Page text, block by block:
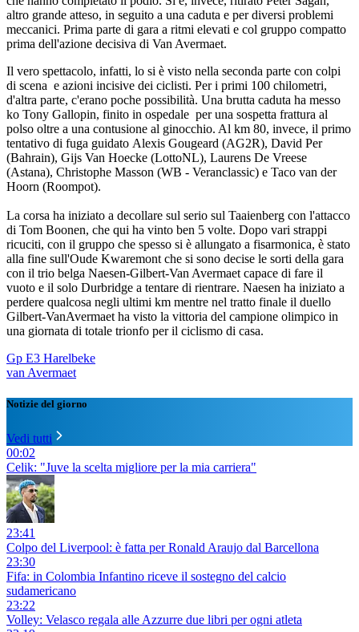
altro grande atteso, in seguito a una caduta e per diversi problemi
meccanici. Prima parte di gara a ritmi elevati e col gruppo compatto
prima dell'azione decisiva di Van Avermaet.
Il vero spettacolo, infatti, lo si è visto nella seconda parte con colpi
di scena e azioni incisive dei ciclisti. Per i primi 100 chilometri,
d'altra parte, c'erano poche possibilità. Una brutta caduta ha messo
ko Tony Gallopin, finito in ospedale per una sospetta frattura al
polso oltre a una contusione al ginocchio. Al km 80, invece, il primo
tentativo di fuga guidato Alexis Gougeard (AG2R), David Per
(Bahrain), Gijs Van Hoecke (LottoNL), Laurens De Vreese
(Astana), Christophe Masson (WB - Veranclassic) e Taco van der
Hoorn (Roompot).
La corsa ha iniziato a decollare sul serio sul Taaienberg con l'attacco
di Tom Boonen, che qui ha vinto ben 5 volte. Dopo vari strappi
ricuciti, con il gruppo che spesso si è allungato a fisarmonica, è stato
alla fine sull'Oude Kwaremont che si sono decise le sorti della gara
con il trio belga Naesen-Gilbert-Van Avermaet capace di fare il
vuoto e il solo Durbridge a tentare di rientrare. Naesen ha iniziato a
perdere qualcosa negli ultimi km mentre nel tratto finale il duello
Gilbert-VanAvermaet ha visto la vittoria del campione olimpico in
una giornata di totale trionfo per il ciclismo di casa.
Gp E3 Harelbeke
van Avermaet
Notizie del giorno
Vedi tutti
00:02
Celik: "Juve la scelta migliore per la mia carriera"
23:41
Colpo del Liverpool: è fatta per Ronald Araujo dal Barcellona
23:30
Fifa: in Colombia Infantino riceve il sostegno del calcio
sudamericano
23:22
Volley: Velasco regala alle Azzurre due libri per ogni atleta